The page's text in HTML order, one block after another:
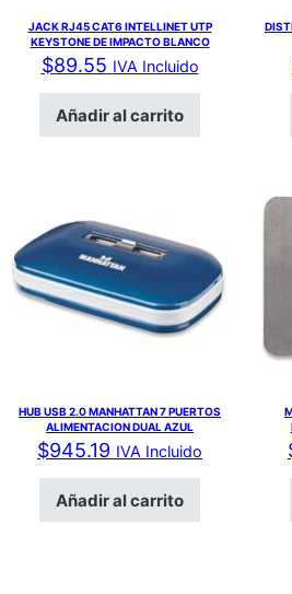
JACK RJ45 CAT6 INTELLINET UTP
KEYSTONE DE IMPACTO BLANCO
$89.55 IVA Incluido
Añadir al carrito
HUB USB 2.0 MANHATTAN 7 PUERTOS
ALIMENTACION DUAL AZUL
$945.19 IVA Incluido
Añadir al carrito